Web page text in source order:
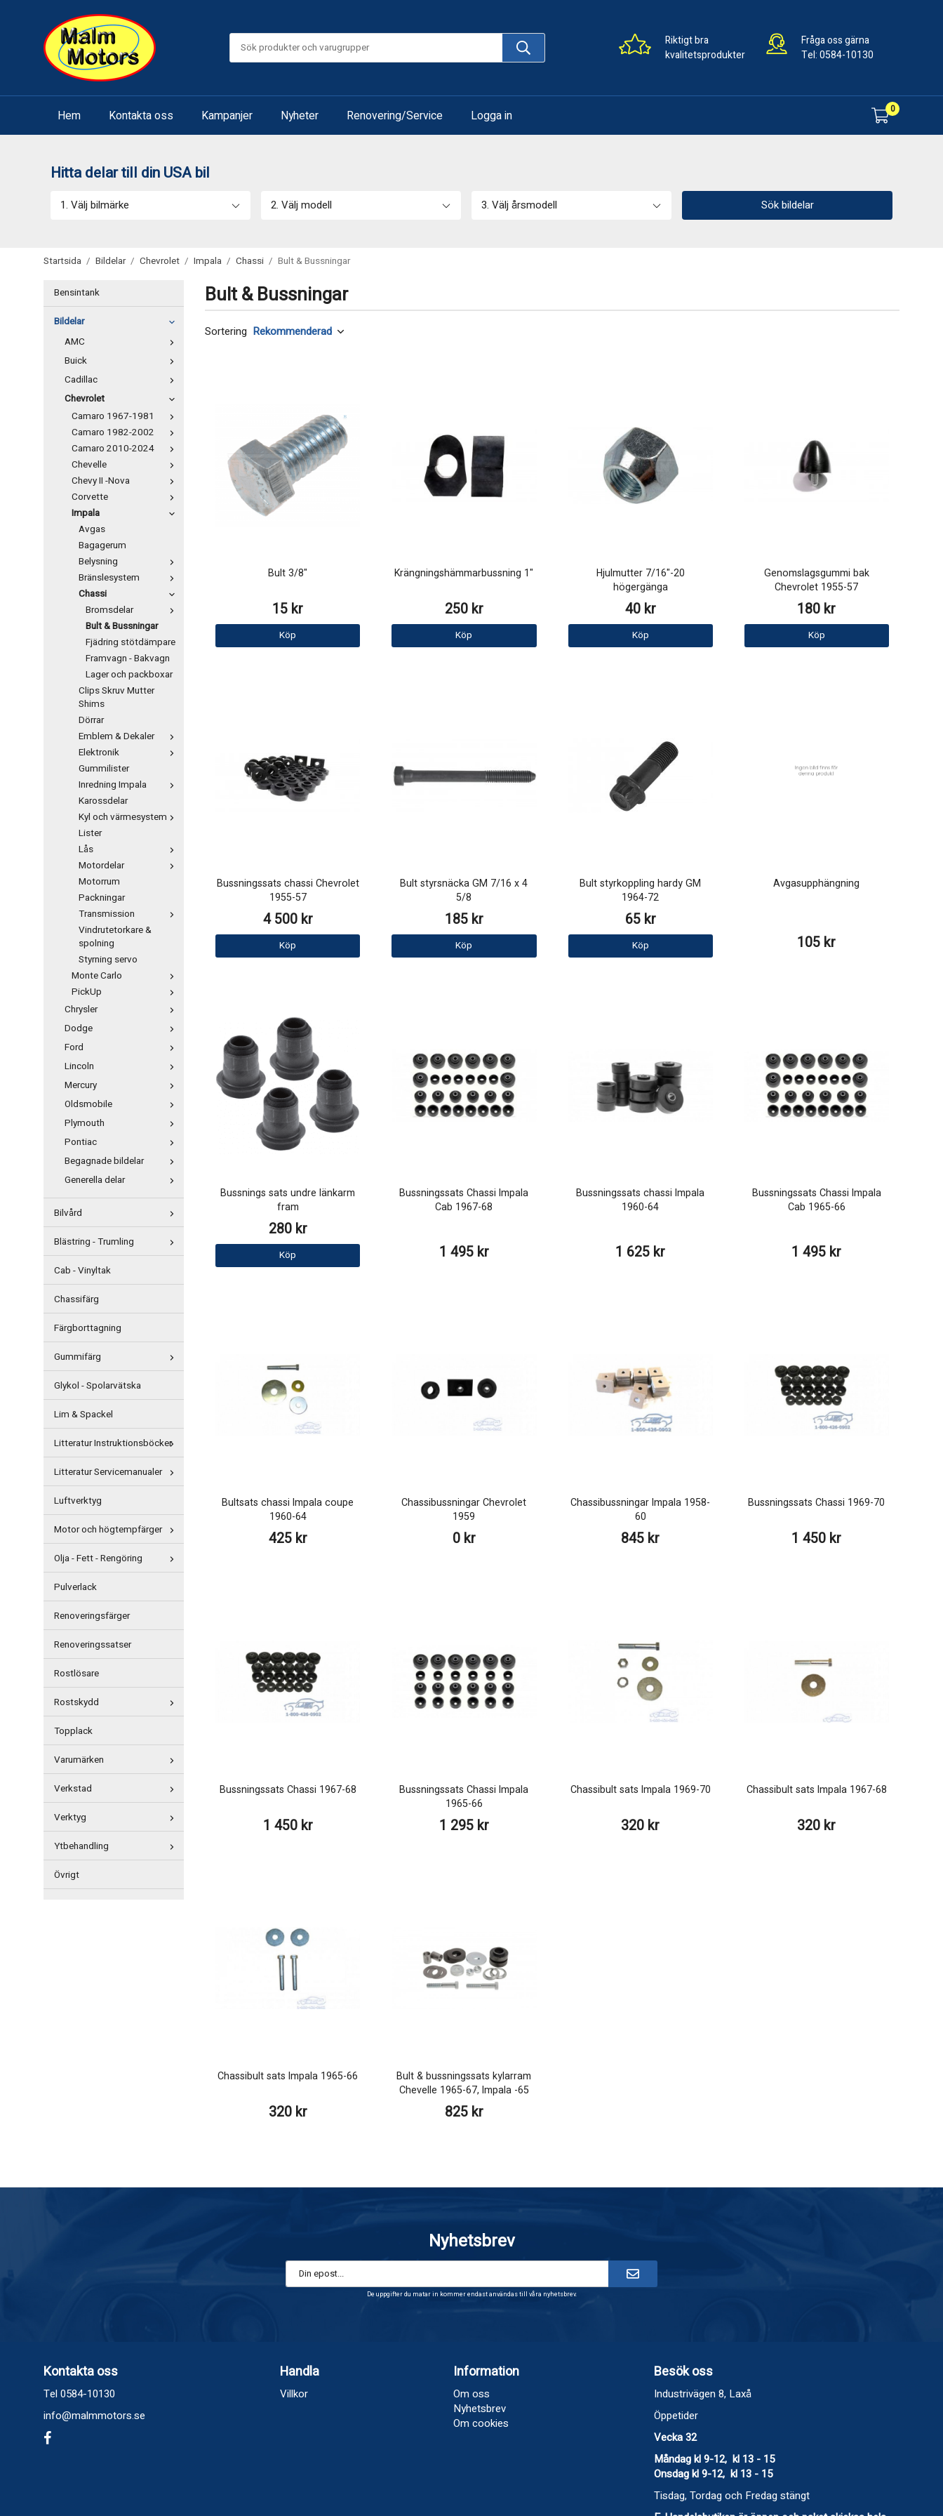
Riktigt bra
kvalitetsprodukter
Fråga oss gärna
Tel:0584-10130
Hem Kontakta oss Kampanjer Nyheter Renovering/Service Logga in 0
Hitta delar till din USA bil
1. Välj bilmärke 2. Välj modell 3. Välj årsmodell Sök bildelar
Startsida / Bildelar / Chevrolet / Impala / Chassi / Bult & Bussningar
Bensintank
Bildelar
AMC
Buick
Cadillac
Chevrolet
Camaro 1967-1981
Camaro 1982-2002
Camaro 2010-2024
Chevelle
Chevy II -Nova
Corvette
Impala
Avgas
Bagagerum
Belysning
Bränslesystem
Chassi
Bromsdelar
Bult & Bussningar
Fjädring stötdämpare
Framvagn - Bakvagn
Lager och packboxar
Clips Skruv Mutter
Shims
Dörrar
Emblem & Dekaler
Elektronik
Gummilister
Inredning Impala
Karossdelar
Kyl och värmesystem
Lister
Lås
Motordelar
Motorrum
Packningar
Transmission
Vindrutetorkare &
spolning
Styrning servo
Monte Carlo
PickUp
Chrysler
Dodge
Ford
Lincoln
Mercury
Oldsmobile
Plymouth
Pontiac
Begagnade bildelar
Generella delar
Bilvård
Blästring - Trumling
Cab - Vinyltak
Chassifärg
Färgborttagning
Gummifärg
Glykol - Spolarvätska
Lim & Spackel
Litteratur Instruktionsböcker
Litteratur Servicemanualer
Luftverktyg
Motor och högtempfärger
Olja - Fett - Rengöring
Pulverlack
Renoveringsfärger
Renoveringssatser
Rostlösare
Rostskydd
Topplack
Varumärken
Verkstad
Verktyg
Ytbehandling
Övrigt
Bult & Bussningar
Sortering
Bult 3/8"
15 kr
Köp
Krängningshämmarbussning 1"
250 kr
Köp
Hjulmutter 7/16"-20
högergänga
40 kr
Köp
Genomslagsgummi bak
Chevrolet 1955-57
180 kr
Köp
Bussningssats chassi Chevrolet
1955-57
4 500 kr
Köp
Bult styrsnäcka GM 7/16 x 4
5/8
185 kr
Köp
Bult styrkoppling hardy GM
1964-72
65 kr
Köp
Avgasupphängning
105 kr
Bussnings sats undre länkarm
fram
280 kr
Köp
Bussningssats Chassi Impala
Cab 1967-68
1 495 kr
Bussningssats chassi Impala
1960-64
1 625 kr
Bussningssats Chassi Impala
Cab 1965-66
1 495 kr
Bultsats chassi Impala coupe
1960-64
425 kr
Chassibussningar Chevrolet
1959
0 kr
Chassibussningar Impala 1958-
60
845 kr
Bussningssats Chassi 1969-70
1 450 kr
Bussningssats Chassi 1967-68
1 450 kr
Bussningssats Chassi Impala
1965-66
1 295 kr
Chassibult sats Impala 1969-70
320 kr
Chassibult sats Impala 1967-68
320 kr
Chassibult sats Impala 1965-66
320 kr
Bult & bussningssats kylarram
Chevelle 1965-67, Impala -65
825 kr
Nyhetsbrev
De uppgifter du matar in kommer endast användas till våra nyhetsbrev.
Kontakta oss
Tel 0584-10130
info@malmmotors.se
Handla
Villkor
Information
Om oss
Nyhetsbrev
Om cookies
Besök oss
Industrivägen 8, Laxå
Öppetider
Vecka 32
Måndag kl 9-12, kl 13 - 15
Onsdag kl 9-12, kl 13 - 15
Tisdag, Tordag och Fredag stängt